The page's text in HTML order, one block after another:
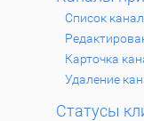
Список
Карточка
Удаление
Статусы